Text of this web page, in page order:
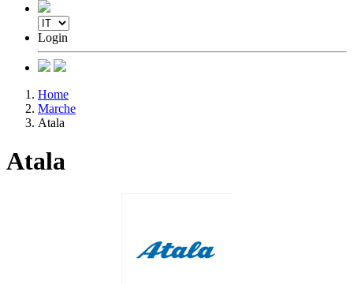
Login
Home
Marche
Atala
Atala